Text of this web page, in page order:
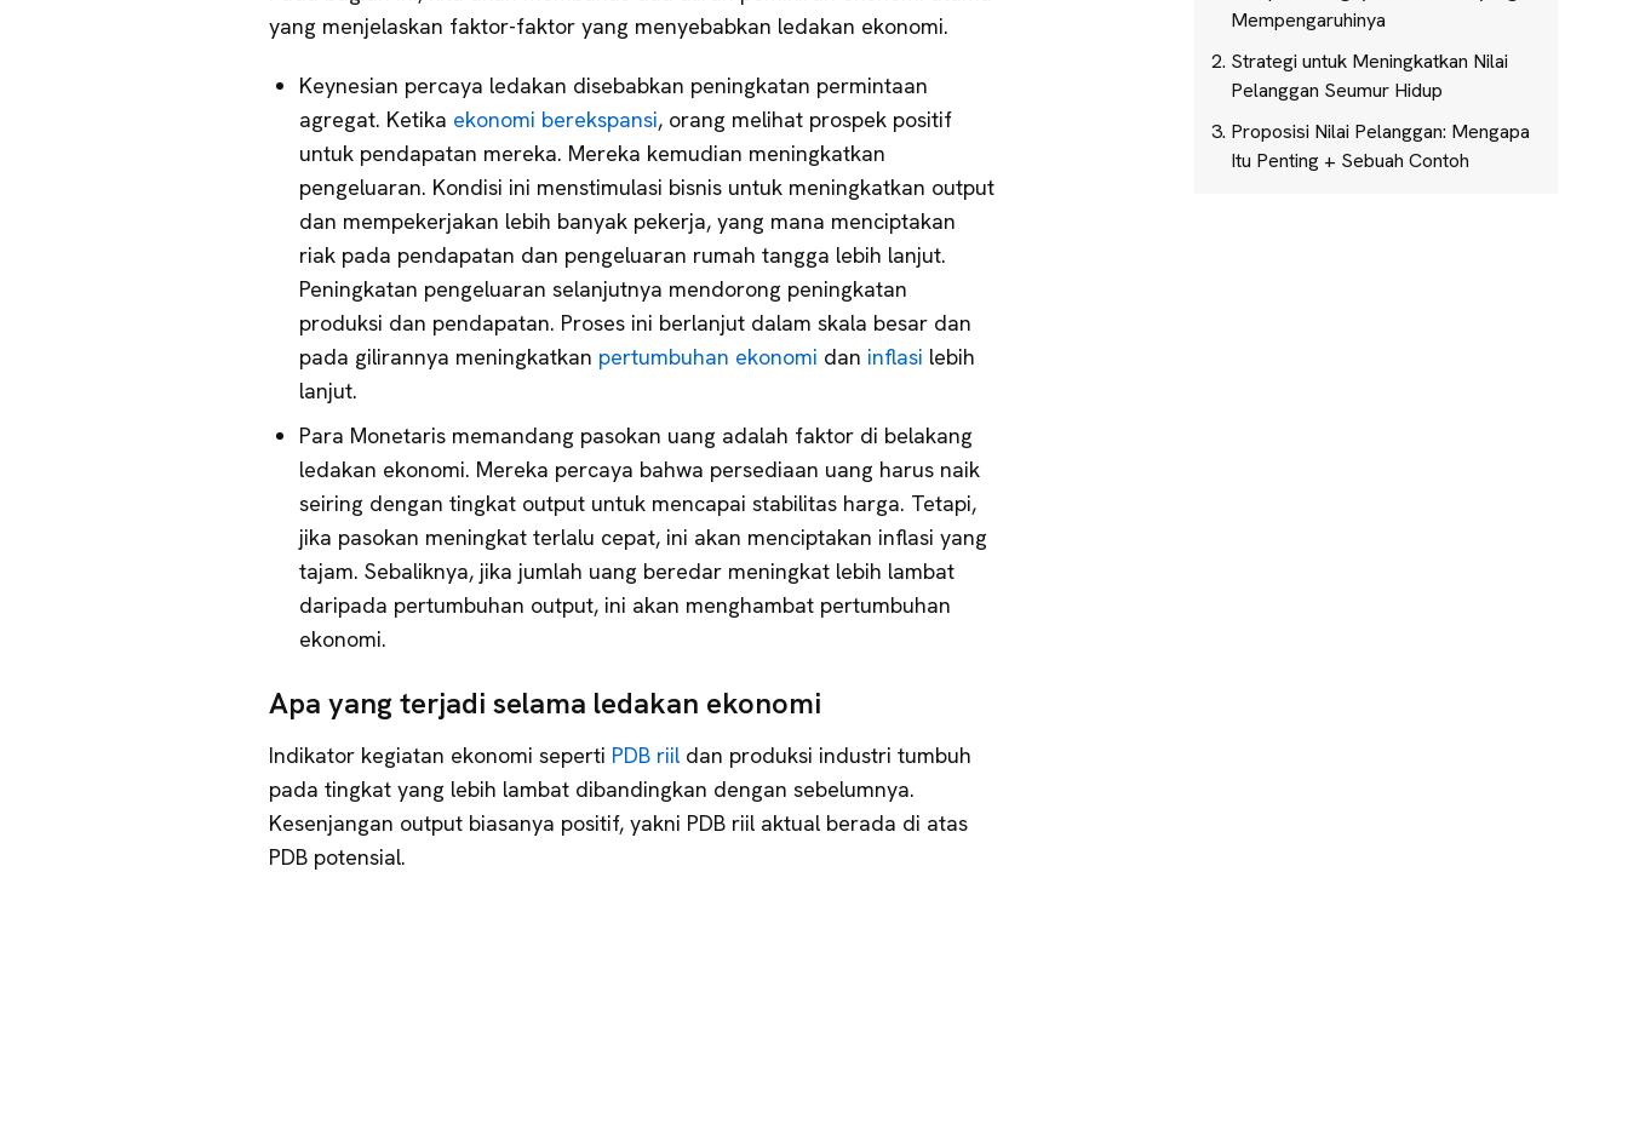
yang menjelaskan faktor-faktor yang menyebabkan ledakan ekonomi.
Keynesian percaya ledakan disebabkan peningkatan permintaan
agregat. Ketika ekonomi berekspansi, orang melihat prospek positif
untuk pendapatan mereka. Mereka kemudian meningkatkan
pengeluaran. Kondisi ini menstimulasi bisnis untuk meningkatkan output
dan mempekerjakan lebih banyak pekerja, yang mana menciptakan
riak pada pendapatan dan pengeluaran rumah tangga lebih lanjut.
Peningkatan pengeluaran selanjutnya mendorong peningkatan
produksi dan pendapatan. Proses ini berlanjut dalam skala besar dan
pada gilirannya meningkatkan pertumbuhan ekonomi dan inflasi lebih
lanjut.
Para Monetaris memandang pasokan uang adalah faktor di belakang
ledakan ekonomi. Mereka percaya bahwa persediaan uang harus naik
seiring dengan tingkat output untuk mencapai stabilitas harga. Tetapi,
jika pasokan meningkat terlalu cepat, ini akan menciptakan inflasi yang
tajam. Sebaliknya, jika jumlah uang beredar meningkat lebih lambat
daripada pertumbuhan output, ini akan menghambat pertumbuhan
ekonomi.
Apa yang terjadi selama ledakan ekonomi
Indikator kegiatan ekonomi seperti PDB riil dan produksi industri tumbuh
pada tingkat yang lebih lambat dibandingkan dengan sebelumnya.
Kesenjangan output biasanya positif, yakni PDB riil aktual berada di atas
PDB potensial.
Mempengaruhinya
Strategi untuk Meningkatkan Nilai
Pelanggan Seumur Hidup
Proposisi Nilai Pelanggan: Mengapa
Itu Penting + Sebuah Contoh